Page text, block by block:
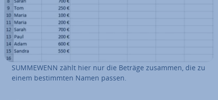
SUMMEWENN zählt hier nur die Beträge zusammen, die zu
einem be­stimm­ten Namen passen.